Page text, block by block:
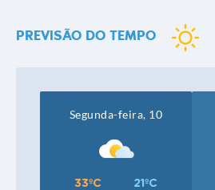
PREVISÃO DO TEMPO
Segunda-feira, 10
33ºC 21ºC